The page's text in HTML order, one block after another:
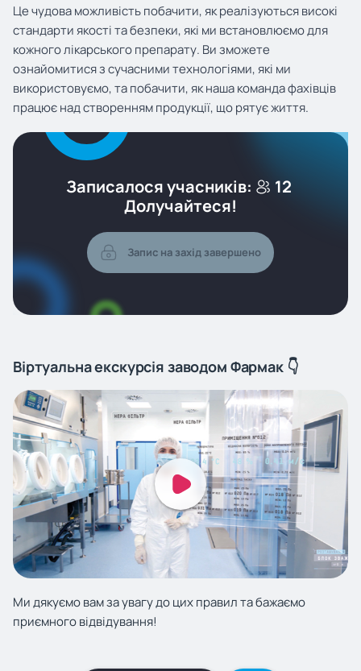
Це чудова можливість побачити, як реалізуються високі
стандарти якості та безпеки, які ми встановлюємо для
кожного лікарського препарату. Ви зможете
ознайомитися з сучасними технологіями, які ми
використовуємо, та побачити, як наша команда фахівців
працює над створенням продукції, що рятує життя.
Записалося учасників:
12
Долучайтеся!
Запис на захід завершено
Віртуальна екскурсія заводом Фармак 👇
Ми дякуємо вам за увагу до цих правил та бажаємо
приємного відвідування!